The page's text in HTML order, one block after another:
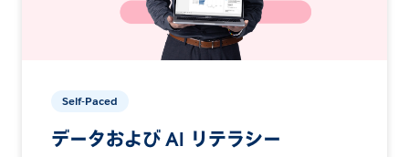
Self-Paced
データおよび AI リテラシー